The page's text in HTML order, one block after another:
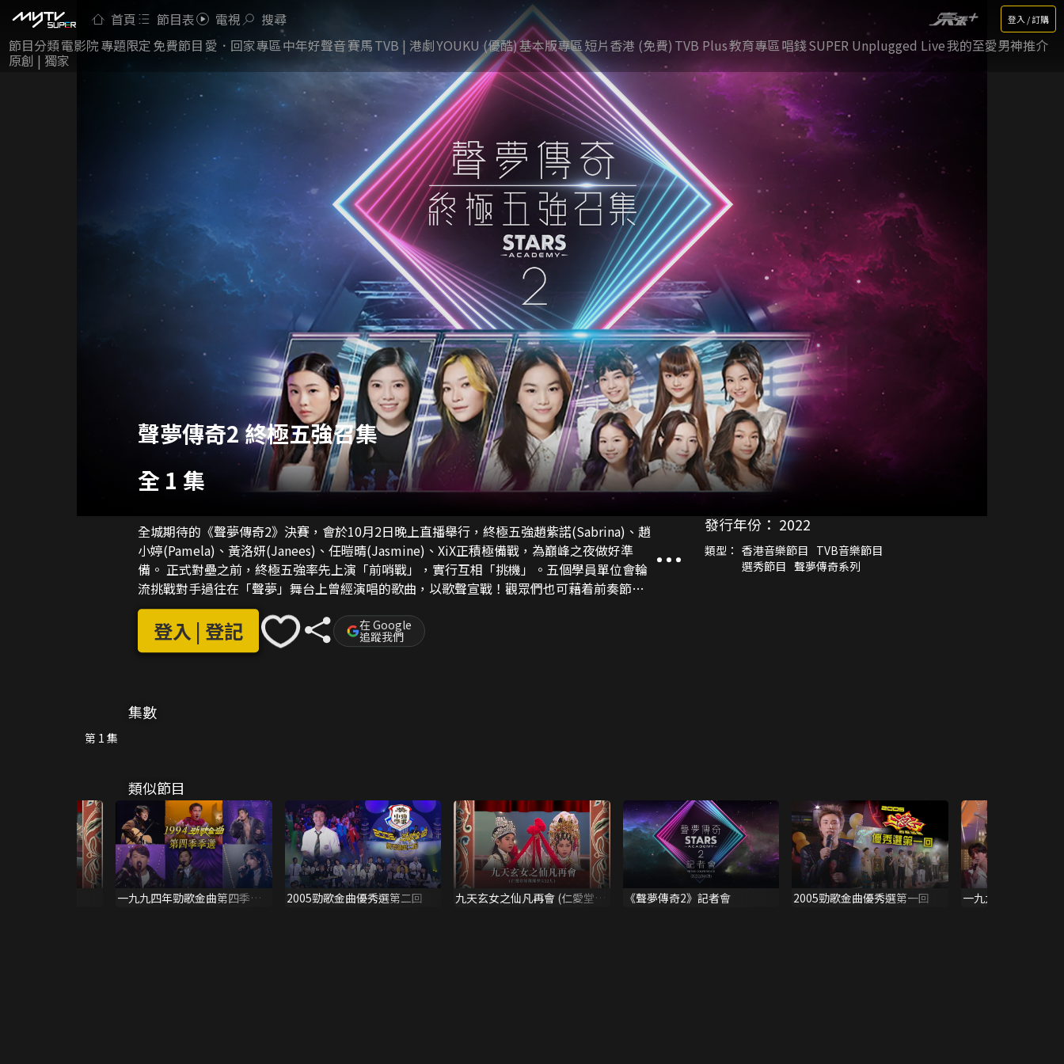
首頁 節目表 電視 搜尋 登入 / 訂購
節目分類電影院專題限定 免費節目 愛．回家專區中年好聲音賽馬TVB | 港劇YOUKU (優酷)基本版專區短片香港 (免費) TVB Plus教育專區唱錢SUPER Unplugged Live我的至愛男神推介
原創 | 獨家
聲夢傳奇2 終極五強召集
全 1 集
全城期待的《聲夢傳奇2》決賽，會於10月2日晚上直播舉行，終極五強趙紫諾(Sabrina)、趙
小婷(Pamela)、黃洛妍(Janees)、任暟晴(Jasmine)、XiX正積極備戰，為巔峰之夜做好準
備。 正式對壘之前，終極五強率先上演「前哨戰」，實行互相「挑機」。五個學員單位會輪
流挑戰對手過往在「聲夢」舞台上曾經演唱的歌曲，以歌聲宣戰！觀眾們也可藉着前奏節
目，檢視各人在大戰前夕的比拼狀態。
登入 | 登記 在 Google
追蹤我們
發行年份： 2022
類型： 香港音樂節目 TVB音樂節目
選秀節目 聲夢傳奇系列
集數
第 1 集
類似節目
一九九四年勁歌金曲第四季季
2005勁歌金曲優秀選第二回
九天玄女之仙凡再會 (仁愛堂幼
《聲夢傳奇2》記者會 2005勁歌金曲優秀選第一回
一九九三年勁歌金